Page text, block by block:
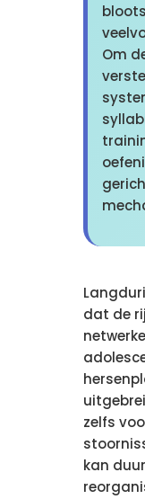
Om
dat de
zelfs
kan